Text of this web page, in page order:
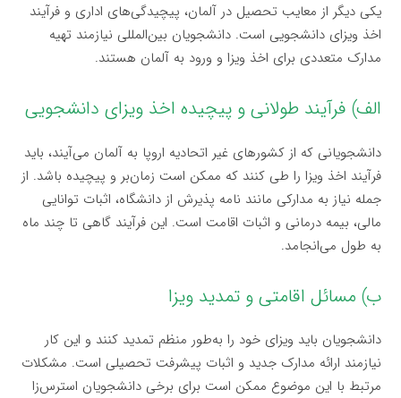
یکی دیگر از معایب تحصیل در آلمان، پیچیدگی‌های اداری و فرآیند
اخذ ویزای دانشجویی است. دانشجویان بین‌المللی نیازمند تهیه
مدارک متعددی برای اخذ ویزا و ورود به آلمان هستند.
الف) فرآیند طولانی و پیچیده اخذ ویزای دانشجویی
دانشجویانی که از کشورهای غیر اتحادیه اروپا به آلمان می‌آیند، باید
فرآیند اخذ ویزا را طی کنند که ممکن است زمان‌بر و پیچیده باشد. از
جمله نیاز به مدارکی مانند نامه پذیرش از دانشگاه، اثبات توانایی
مالی، بیمه درمانی و اثبات اقامت است. این فرآیند گاهی تا چند ماه
به طول می‌انجامد.
ب) مسائل اقامتی و تمدید ویزا
دانشجویان باید ویزای خود را به‌طور منظم تمدید کنند و این کار
نیازمند ارائه مدارک جدید و اثبات پیشرفت تحصیلی است. مشکلات
مرتبط با این موضوع ممکن است برای برخی دانشجویان استرس‌زا